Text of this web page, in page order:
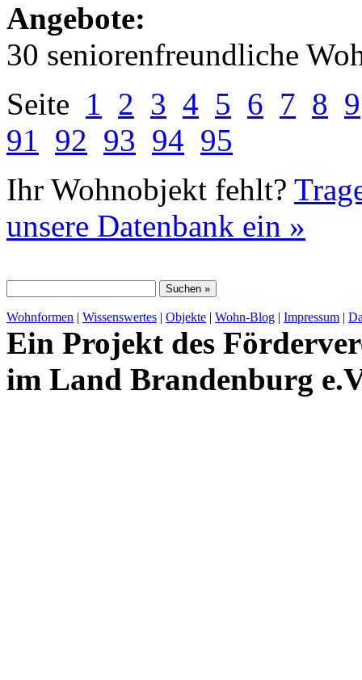
Angebote:
30 seniorenfreundliche
Seite 1 2 3 4 5 6 7 8 9
91 92 93 94 95
Ihr Wohnobjekt fehlt?
unsere Datenbank ein »
Wohnformen | Wissenswertes | Objekte | Wohn-Blog | Impressum |
Ein Projekt des
im Land Brandenburg